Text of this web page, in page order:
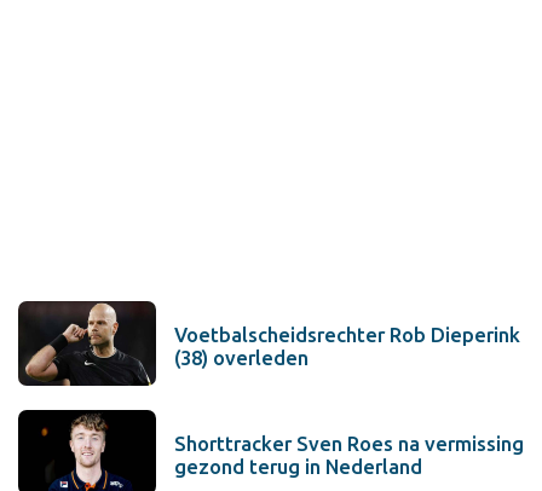
Voetbalscheidsrechter Rob Dieperink
(38) overleden
Shorttracker Sven Roes na vermissing
gezond terug in Nederland